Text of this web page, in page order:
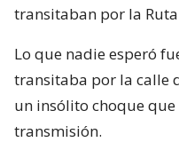
transitaban por la
Lo que nadie esperó
transitaba por la calle
un insólito choque
transmisión.